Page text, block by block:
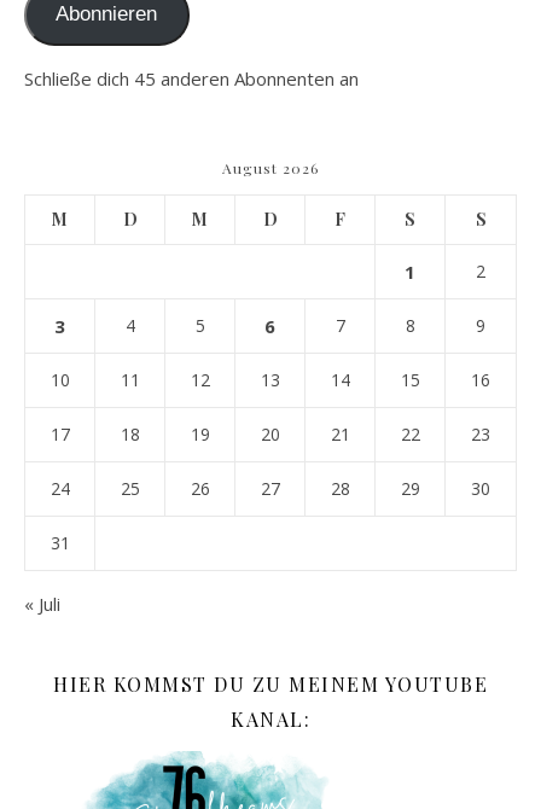
Abonnieren
Schließe dich 45 anderen Abonnenten an
August 2026
M D M D F S S
1 2
3 4 5 6 7 8 9
10 11 12 13 14 15 16
17 18 19 20 21 22 23
24 25 26 27 28 29 30
31
« Juli
HIER KOMMST DU ZU MEINEM YOUTUBE
KANAL: